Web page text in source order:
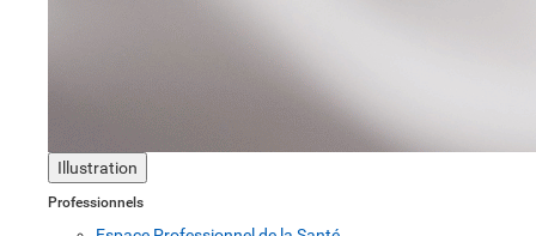
Illustration
Professionnels